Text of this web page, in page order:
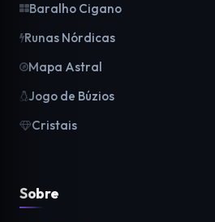
Baralho Cigano
Runas Nórdicas
Mapa Astral
Jogo de Búzios
Cristais
Sobre